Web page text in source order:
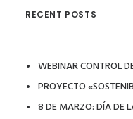
RECENT POSTS
WEBINAR CONTROL
PROYECTO
8 DE MARZO: DÍA DE